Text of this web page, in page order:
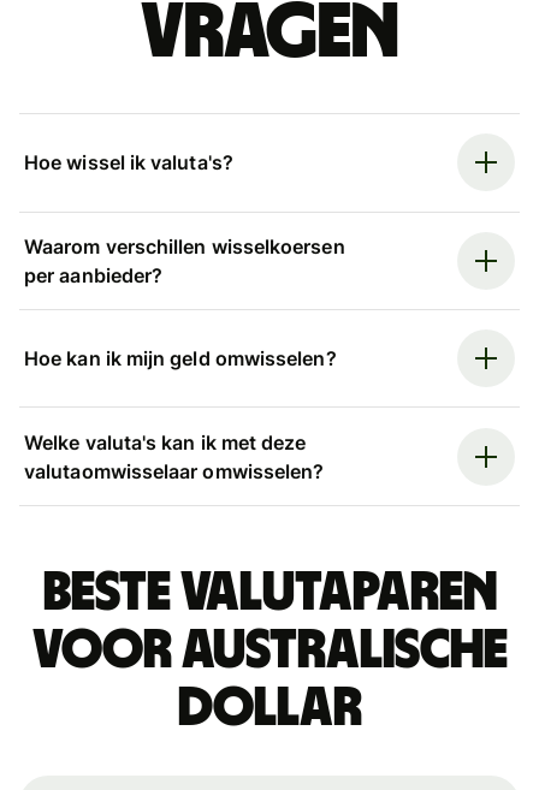
vragen
Hoe wissel ik valuta's?
Waarom verschillen wisselkoersen
per aanbieder?
Hoe kan ik mijn geld omwisselen?
Welke valuta's kan ik met deze
valutaomwisselaar omwisselen?
Beste valutaparen
voor Australische
dollar